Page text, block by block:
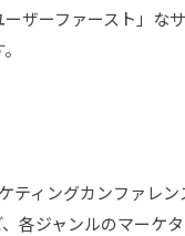
ザーファースト」な
ィングカンファレン
各ジャンルのマーケ